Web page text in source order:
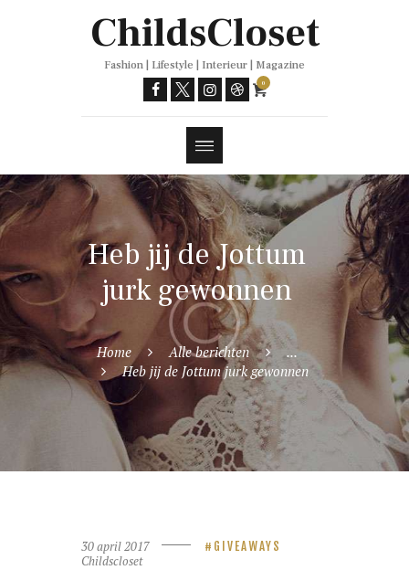
ChildsCloset
Fashion | Lifestyle | Interieur | Magazine
0
Heb jij de Jottum
jurk gewonnen
Home Alle berichten
...
Heb jij de Jottum jurk gewonnen
Trends
30 april 2017 GIVEAWAYS
Childscloset